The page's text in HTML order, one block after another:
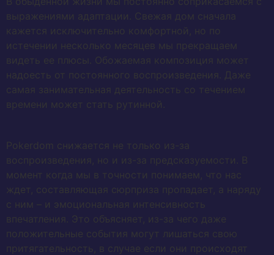
выражениями адаптации. Свежая дом сначала
кажется исключительно комфортной, но по
истечении несколько месяцев мы прекращаем
видеть ее плюсы. Обожаемая композиция может
надоесть от постоянного воспроизведения. Даже
самая занимательная деятельность со течением
времени может стать рутинной.
Pokerdom снижается не только из-за
воспроизведения, но и из-за предсказуемости. В
момент когда мы в точности понимаем, что нас
ждет, составляющая сюрприза пропадает, а наряду
с ним – и эмоциональная интенсивность
впечатления. Это объясняет, из-за чего даже
положительные события могут лишаться свою
притягательность, в случае если они происходят